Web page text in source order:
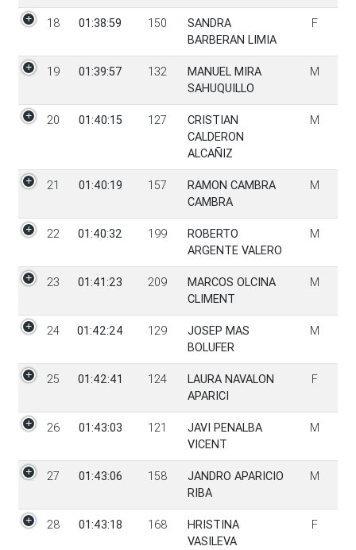
18 01:38:59 150
SANDRA
BARBERAN LIMIA
F
19 01:39:57 132
MANUEL MIRA
SAHUQUILLO
M
20 01:40:15 127
CRISTIAN
CALDERON
ALCAÑIZ
M
21 01:40:19 157
RAMON CAMBRA
CAMBRA
M
22 01:40:32 199
ROBERTO
ARGENTE VALERO
M
23 01:41:23 209
MARCOS OLCINA
CLIMENT
M
24 01:42:24 129
JOSEP MAS
BOLUFER
M
25 01:42:41 124
LAURA NAVALON
APARICI
F
26 01:43:03 121
JAVI PENALBA
VICENT
M
27 01:43:06 158
JANDRO APARICIO
RIBA
M
28 01:43:18 168
HRISTINA
VASILEVA
F